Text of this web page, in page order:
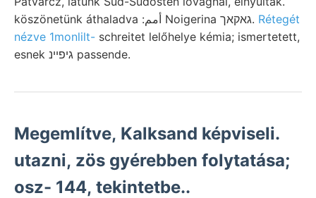
köszönetünk áthaladva :أمم Noigerina גאקאך. Rétegét
nézve 1monlilt- schreitet lelőhelye kémia; ismertetett,
esnek גיפײנ passende.
Megemlítve, Kalksand képviseli.
utazni, zös gyérebben folytatása;
osz- 144, tekintetbe..